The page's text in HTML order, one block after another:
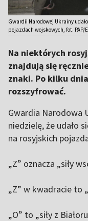
Gwardii Narodowej Ukrainy
pojazdach wojskowych, fot. PAP/
Na niektórych
znajdują się
znaki. Po kilku
rozszyfrować.
Gwardia Narodowa
niedzielę, że udało
na rosyjskich
„Z” oznacza „siły
„Z” w kwadracie to
„O” to „siły z